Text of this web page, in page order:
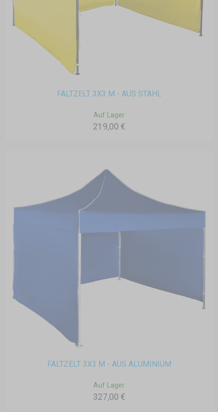
FALTZELT 3X3 M - AUS STAHL
Auf Lager
219,00 €
FALTZELT 3X3 M - AUS ALUMINIUM
Auf Lager
327,00 €